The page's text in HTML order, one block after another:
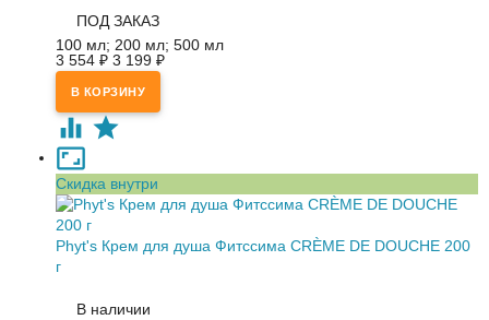
ПОД ЗАКАЗ
100 мл; 200 мл; 500 мл
3 554 ₽ 3 199 ₽
Скидка внутри
Phyt's Крем для душа Фитссима CRÈME DE DOUCHE 200
г
В наличии